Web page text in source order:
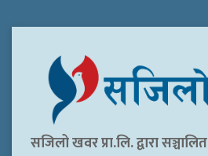
सजिलो खवर प्रा.लि. द्वारा सञ्चालित